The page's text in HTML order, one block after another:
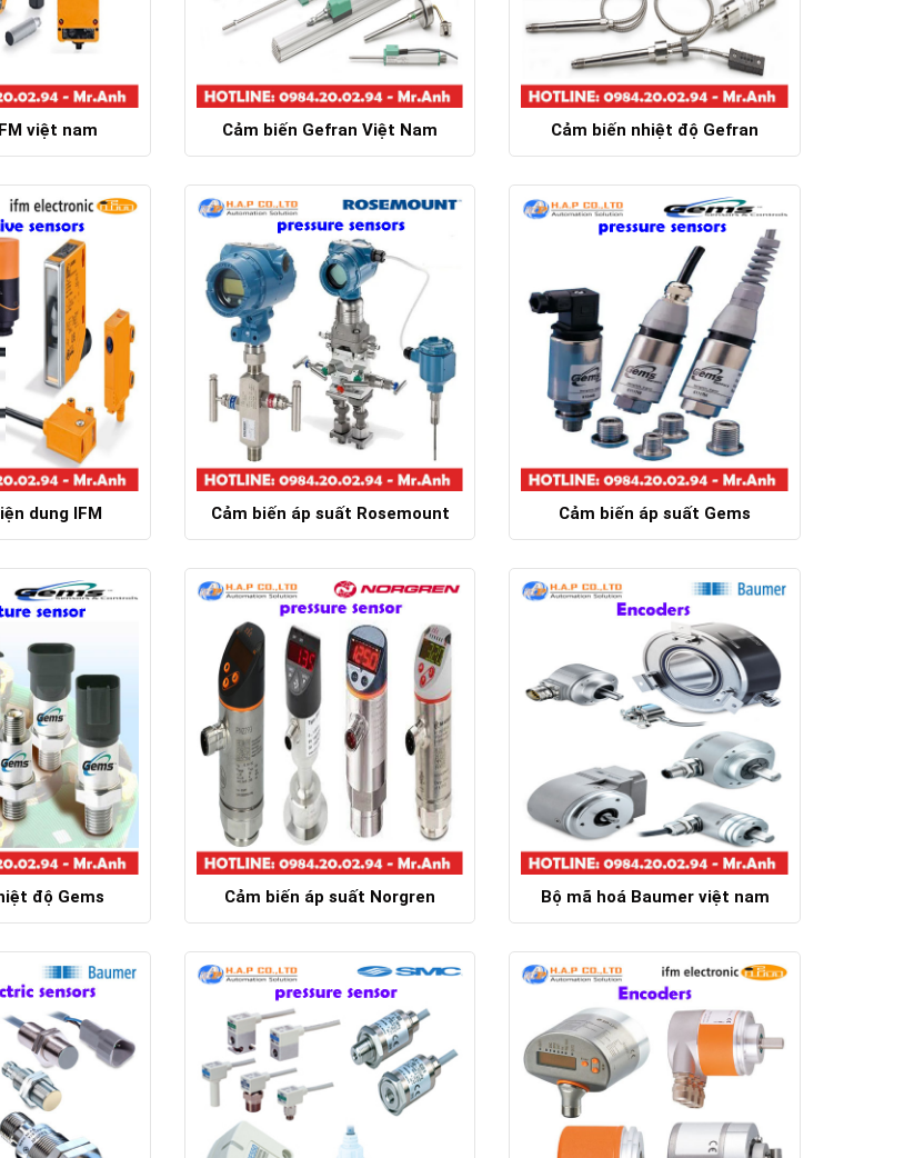
việt nam
tiết
Cảm biến Gefran Việt Nam
Chi tiết
Cảm biến nhiệt độ Gefran
dung IFM Cảm biến áp suất Rosemount
Chi tiết
Cảm biến áp suất Gems
độ Gems Cảm biến áp suất Norgren Bộ mã hoá Baumer việt nam
Chi tiết